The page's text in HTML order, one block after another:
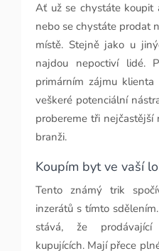
Ať už se chystáte koupit
nebo se chystáte prodat
místě. Stejně jako u
najdou nepoctiví lidé.
primárním zájmu
veškeré potenciální
probereme tři
branži.
Koupím byt ve vaší
Tento známý trik
inzerátů s tímto
stává, že prodávající
kupujících. Mají přece